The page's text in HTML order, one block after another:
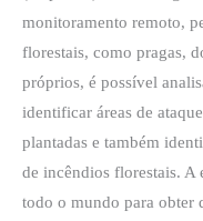
monitoramento remoto,
florestais, como pragas,
próprios, é possível
identificar áreas de
plantadas e também
de incêndios florestais. A
todo o mundo para obter